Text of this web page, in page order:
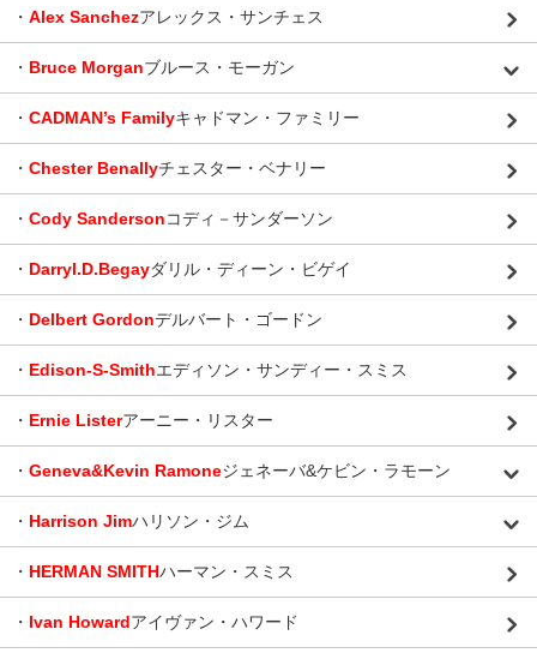
・ Alex Sanchezアレックス・サンチェス
・ Bruce Morganブルース・モーガン
・ CADMAN’s Familyキャドマン・ファミリー
・ Chester Benallyチェスター・ベナリー
・ Cody Sandersonコディ－サンダーソン
・ Darryl.D.Begayダリル・ディーン・ビゲイ
・ Delbert Gordonデルバート・ゴードン
・ Edison-S-Smithエディソン・サンディー・スミス
・ Ernie Listerアーニー・リスター
・ Geneva&Kevin Ramoneジェネーバ&ケビン・ラモーン
・ Harrison Jimハリソン・ジム
・ HERMAN SMITHハーマン・スミス
・ Ivan Howardアイヴァン・ハワード